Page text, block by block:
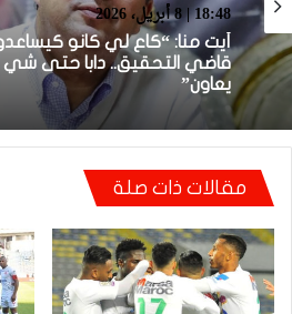
بطولة برو 1
18:48 | 8 أبريل، 2026
أيت منا: “كاع لي كانو
يعاون”
22:23 | 6 أبريل، 2026
توالي النتائج السلبية يلاحق
تعادل جديد أمام الدفاع
مقالات ذات صلة